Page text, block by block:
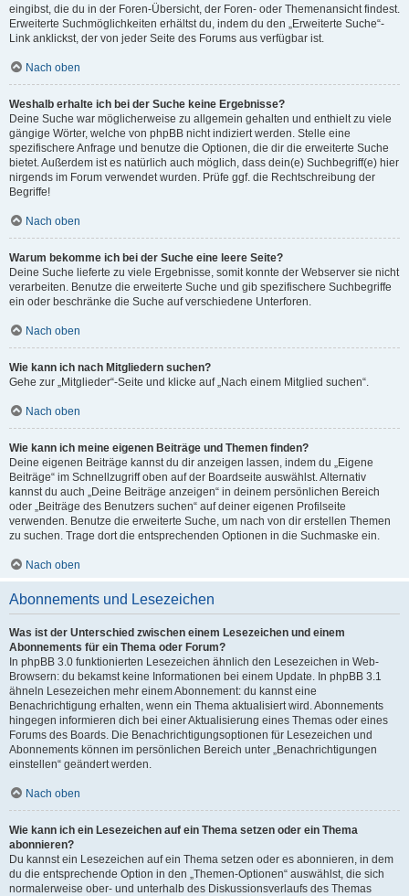
eingibst, die du in der Foren-Übersicht, der Foren- oder Themenansicht findest.
Erweiterte Suchmöglichkeiten erhältst du, indem du den „Erweiterte Suche“-
Link anklickst, der von jeder Seite des Forums aus verfügbar ist.
Nach oben
Weshalb erhalte ich bei der Suche keine Ergebnisse?
Deine Suche war möglicherweise zu allgemein gehalten und enthielt zu viele
gängige Wörter, welche von phpBB nicht indiziert werden. Stelle eine
spezifischere Anfrage und benutze die Optionen, die dir die erweiterte Suche
bietet. Außerdem ist es natürlich auch möglich, dass dein(e) Suchbegriff(e) hier
nirgends im Forum verwendet wurden. Prüfe ggf. die Rechtschreibung der
Begriffe!
Nach oben
Warum bekomme ich bei der Suche eine leere Seite?
Deine Suche lieferte zu viele Ergebnisse, somit konnte der Webserver sie nicht
verarbeiten. Benutze die erweiterte Suche und gib spezifischere Suchbegriffe
ein oder beschränke die Suche auf verschiedene Unterforen.
Nach oben
Wie kann ich nach Mitgliedern suchen?
Gehe zur „Mitglieder“-Seite und klicke auf „Nach einem Mitglied suchen“.
Nach oben
Wie kann ich meine eigenen Beiträge und Themen finden?
Deine eigenen Beiträge kannst du dir anzeigen lassen, indem du „Eigene
Beiträge“ im Schnellzugriff oben auf der Boardseite auswählst. Alternativ
kannst du auch „Deine Beiträge anzeigen“ in deinem persönlichen Bereich
oder „Beiträge des Benutzers suchen“ auf deiner eigenen Profilseite
verwenden. Benutze die erweiterte Suche, um nach von dir erstellen Themen
zu suchen. Trage dort die entsprechenden Optionen in die Suchmaske ein.
Nach oben
Abonnements und Lesezeichen
Was ist der Unterschied zwischen einem Lesezeichen und einem
Abonnements für ein Thema oder Forum?
In phpBB 3.0 funktionierten Lesezeichen ähnlich den Lesezeichen in Web-
Browsern: du bekamst keine Informationen bei einem Update. In phpBB 3.1
ähneln Lesezeichen mehr einem Abonnement: du kannst eine
Benachrichtigung erhalten, wenn ein Thema aktualisiert wird. Abonnements
hingegen informieren dich bei einer Aktualisierung eines Themas oder eines
Forums des Boards. Die Benachrichtigungsoptionen für Lesezeichen und
Abonnements können im persönlichen Bereich unter „Benachrichtigungen
einstellen“ geändert werden.
Nach oben
Wie kann ich ein Lesezeichen auf ein Thema setzen oder ein Thema
abonnieren?
Du kannst ein Lesezeichen auf ein Thema setzen oder es abonnieren, in dem
du die entsprechende Option in den „Themen-Optionen“ auswählst, die sich
normalerweise ober- und unterhalb des Diskussionsverlaufs des Themas